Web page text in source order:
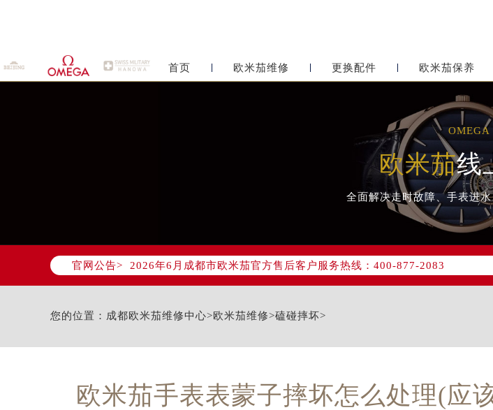
首页 欧米茄维修 更换配件 欧米茄保养
OMEGA
欧米茄线
全面解决走时故障、手表进水
官网公告>
2026年6月成都市欧米茄官方售后客户服务热线：400-877-2083
2026年6月欧米茄售后服务中心最新网点地址：
成都市锦江区人民东路6号SAC东原中心写字楼24层2406B室（需提前预
节假日正常营业！
您的位置： 成都欧米茄维修中心>欧米茄维修>磕碰摔坏>
欧米茄手表表蒙子摔坏怎么处理(应